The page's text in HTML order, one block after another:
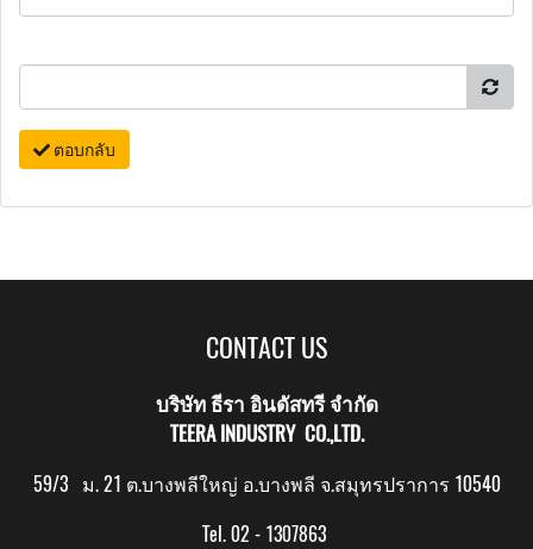
ตอบกลับ
CONTACT US
บริษัท ธีรา อินดัสทรี จำกัด
TEERA INDUSTRY CO.,LTD.
59/3 ม. 21 ต.บางพลีใหญ่ อ.บางพลี จ.สมุทรปราการ 10540
Tel. 02 - 1307863